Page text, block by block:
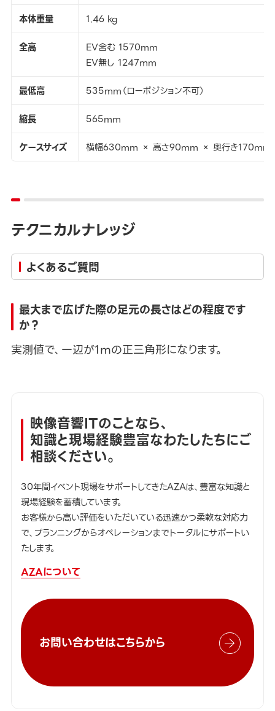
本体重量
1.46 kg
全高
EV含む 1570mm
EV無し 1247mm
最低高
535mm（ローポジション不可）
縮長
565mm
ケースサイズ
横幅630mm × 高さ90mm × 奥行き170mm
テクニカルナレッジ
よくあるご質問
最大まで広げた際の足元の長さはどの程度です
か？
実測値で、一辺が1ｍの正三角形になります。
映像音響ITのことなら、
知識と現場経験豊富なわたしたちにご
相談ください。
30年間イベント現場をサポートしてきたAZAは、豊富な知識と
現場経験を蓄積しています。
お客様から高い評価をいただいている迅速かつ柔軟な対応力
で、プランニングからオペレーションまでトータルにサポートい
たします。
AZAについて
お問い合わせはこちらから